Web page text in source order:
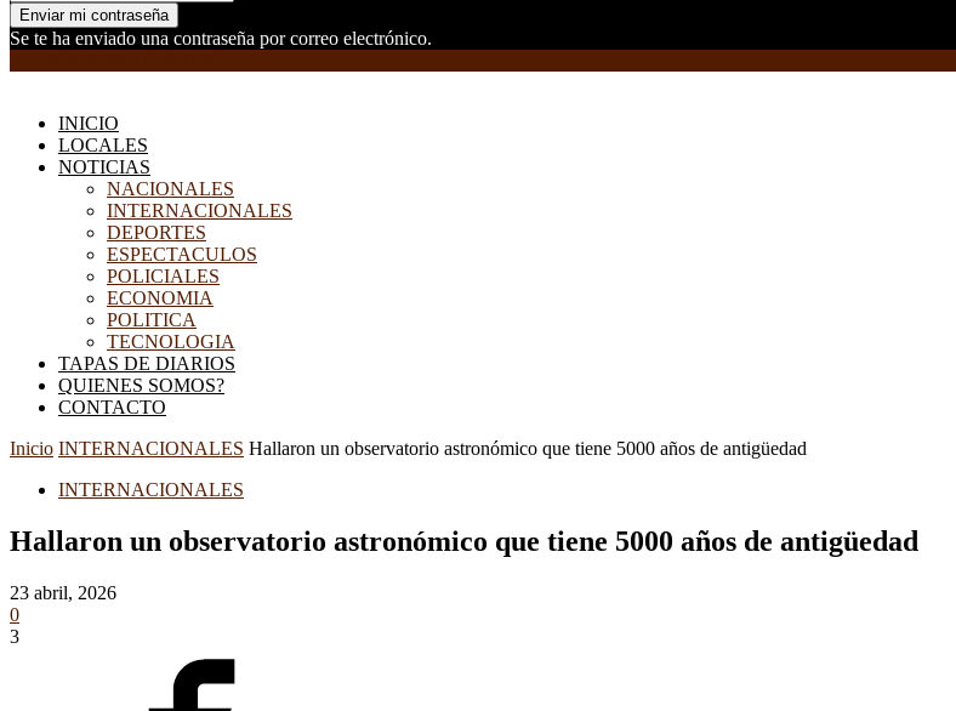
Se te ha enviado una contraseña por correo electrónico.
INICIO
LOCALES
NOTICIAS
NACIONALES
INTERNACIONALES
DEPORTES
ESPECTACULOS
POLICIALES
ECONOMIA
POLITICA
TECNOLOGIA
TAPAS DE DIARIOS
QUIENES SOMOS?
CONTACTO
Inicio INTERNACIONALES Hallaron un observatorio astronómico que tiene 5000 años de antigüedad
INTERNACIONALES
Hallaron un observatorio astronómico que tiene 5000 años de antigüedad
23 abril, 2026
0
3